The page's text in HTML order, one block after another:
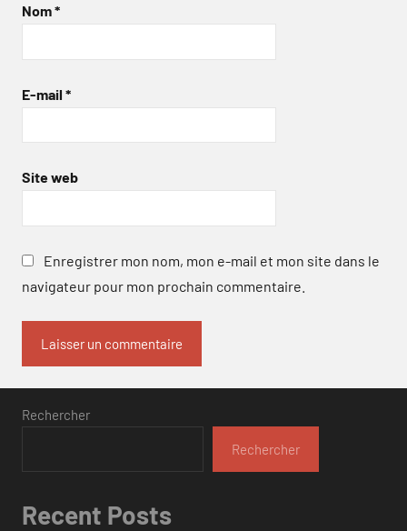
Nom*
E-mail *
Site web
Enregistrer mon nom, mon e-mail et mon site dans le
navigateur pour mon prochain commentaire.
Rechercher
Rechercher
Recent Posts